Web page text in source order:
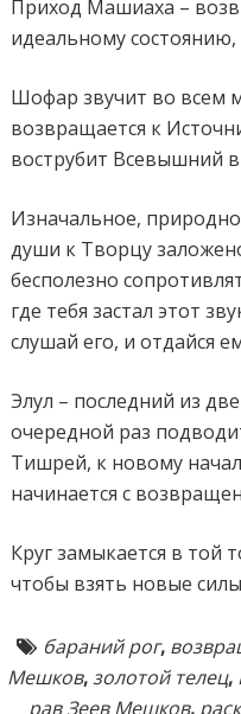
Приход Машиаха –
идеальному
Шофар звучит во всем
возвращается к
вострубит Всевышний
Изначальное,
души к Творцу
бесполезно
где тебя застал этот
слушай его, и отдайся
Элул – последний из
очередной раз
Тишрей, к новому
начинается с
Круг замыкается в той
чтобы взять новые
бараний рог,
Мешков,золотой телец,
рав Зеев Мешков,